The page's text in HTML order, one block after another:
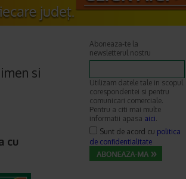
si
cu
Aboneaza-te la
newsletterul nostru
Utilizam datele tale in scopul
corespondentei si pentru
comunicari comerciale.
Pentru a citi mai multe
informatii apasa aici.
Sunt de acord cu politica
de confidentialitate